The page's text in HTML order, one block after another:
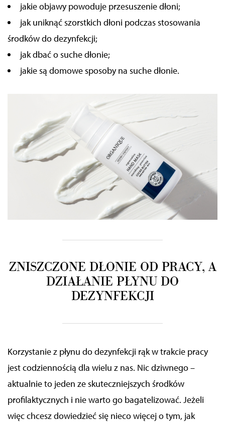
jakie objawy powoduje przesuszenie dłoni;
jak uniknąć szorstkich dłoni podczas stosowania
środków do dezynfekcji;
jak dbać o suche dłonie;
jakie są domowe sposoby na suche dłonie.
ZNISZCZONE DŁONIE OD PRACY, A
DZIAŁANIE PŁYNU DO
DEZYNFEKCJI
Korzystanie z płynu do dezynfekcji rąkw trakcie pracy
jestcodziennością dla wielu z nas. Nic dziwnego –
aktualnie to jeden ze skuteczniejszych środków
profilaktycznych i nie warto go bagatelizować. Jeżeli
więc chcesz dowiedzieć się nieco więcej o tym, jak